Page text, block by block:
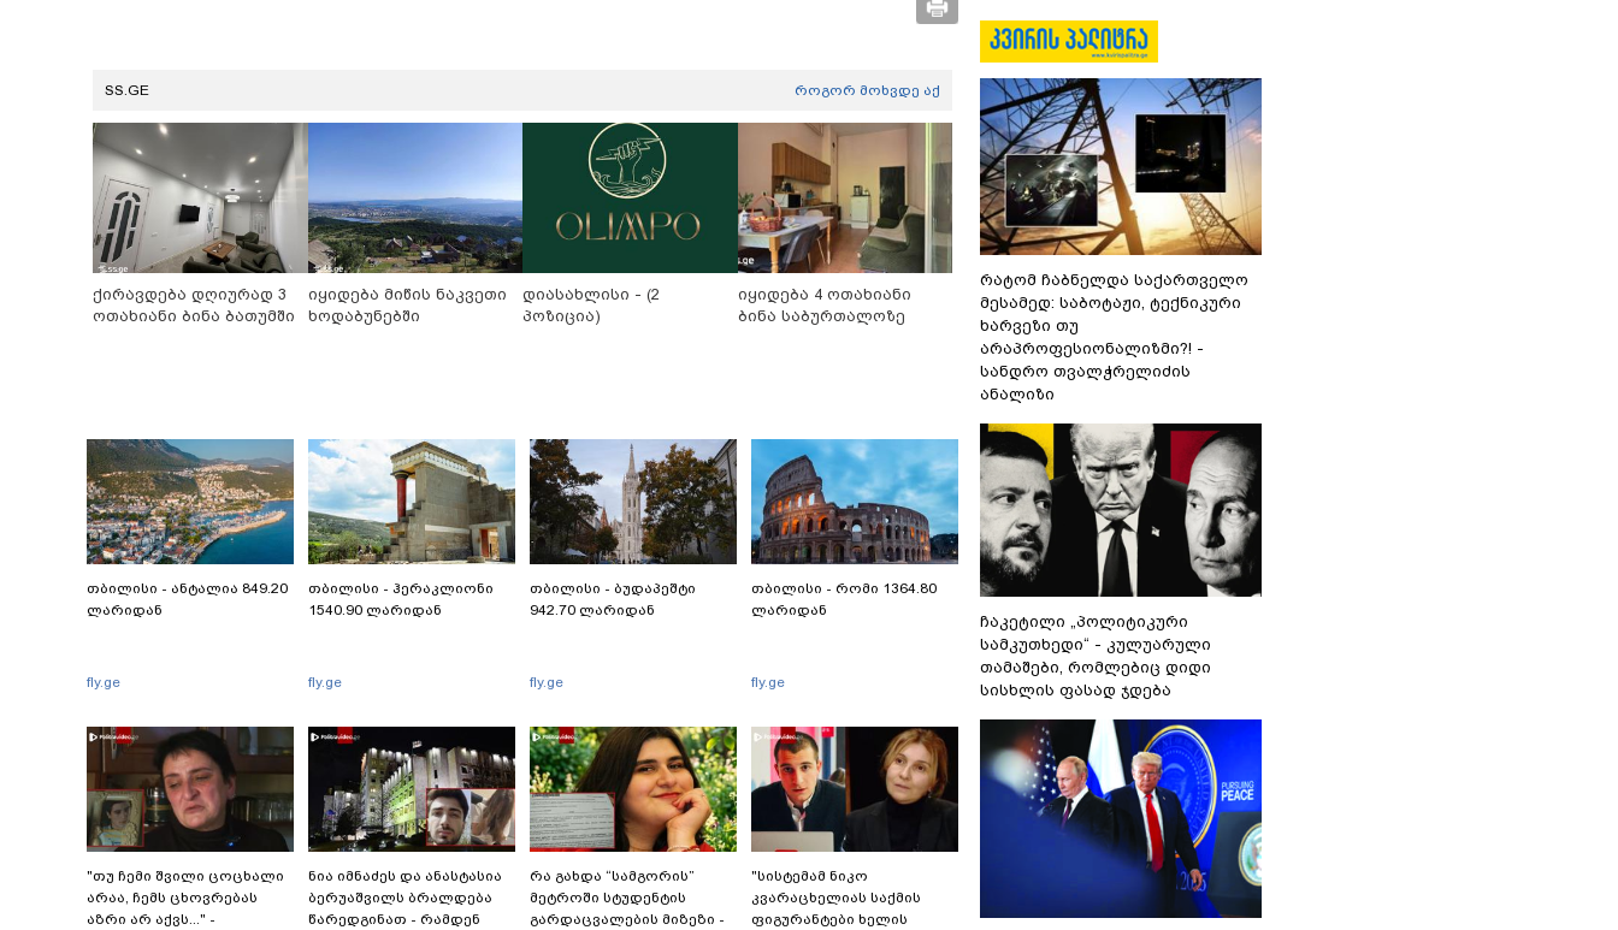
SS.GE როგორ მოხვდე აქ
ქირავდება დღიურად 3
ოთახიანი ბინა ბათუმში
იყიდება მიწის ნაკვეთი
ხოდაბუნებში
დიასახლისი - (2
პოზიცია)
იყიდება 4 ოთახიანი
ბინა საბურთალოზე
თბილისი - ანტალია 849.20
ლარიდან
fly.ge
თბილისი - ჰერაკლიონი
1540.90 ლარიდან
fly.ge
თბილისი - ბუდაპეშტი
942.70 ლარიდან
fly.ge
თბილისი - რომი 1364.80
ლარიდან
fly.ge
"თუ ჩემი შვილი ცოცხალი
არაა, ჩემს ცხოვრებას
აზრი არ აქვს..." -
ნია იმნაძეს და ანასტასია
ბერუაშვილს ბრალდება
წარედგინათ - რამდენ
რა გახდა “სამგორის”
მეტროში სტუდენტის
გარდაცვალების მიზეზი -
"სისტემამ ნიკო
კვარაცხელიას საქმის
ფიგურანტები ხელის
რატომ ჩაბნელდა საქართველო
მესამედ: საბოტაჟი, ტექნიკური
ხარვეზი თუ
არაპროფესიონალიზმი?! -
სანდრო თვალჭრელიძის
ანალიზი
ჩაკეტილი „პოლიტიკური
სამკუთხედი“ - კულუარული
თამაშები, რომლებიც დიდი
სისხლის ფასად ჯდება